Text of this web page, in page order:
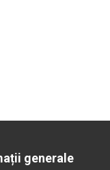
generale